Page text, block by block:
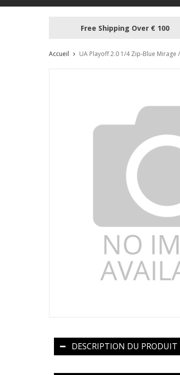
Free Shipping Over € 100
Accueil UA Playoff 2.0 1/4 Zip-Blue Mirage
DESCRIPTION DU PRODUIT